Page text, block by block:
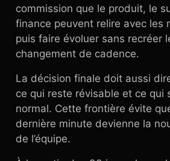
commission que le produit, le
finance peuvent relire avec les
puis faire évoluer sans recréer
changement de cadence.
La décision finale doit aussi
ce qui reste révisable et ce qui
normal. Cette frontière évite
dernière minute devienne la
de l’équipe.